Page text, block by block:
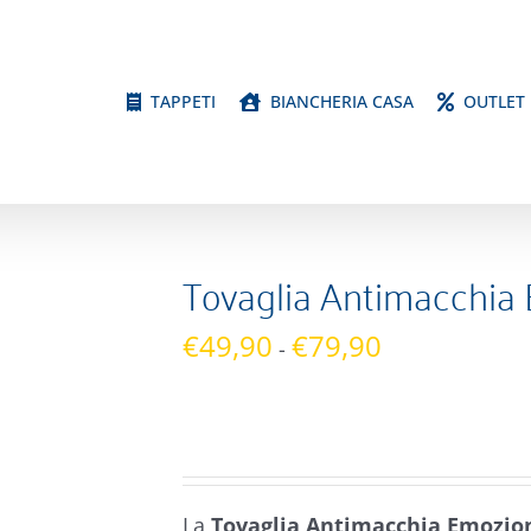
TAPPETI BIANCHERIA CASA OUTLET
Tovaglia Antimacchia
€49,90 - €79,90
La Tovaglia Antimacchia